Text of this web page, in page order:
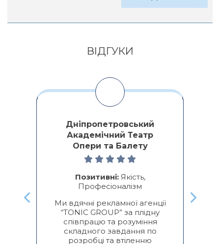
Alternative:
ВІДГУКИ
Дніпропетровський
Академічний Театр
Опери та Балету
Позитивні:Якість,
Професіоналізм
Ми вдячні рекламної агенції
“TONIC GROUP” за плідну
співпрацю та розуміння
складного завдання по
розробці та втіленню